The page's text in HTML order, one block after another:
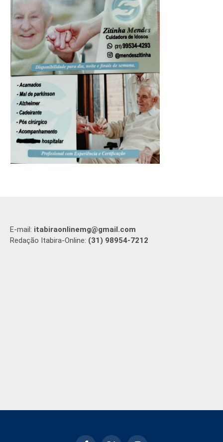
E-mail: itabiraonlinemg@gmail.com
Redação Itabira-Online: (31) 98954-7212